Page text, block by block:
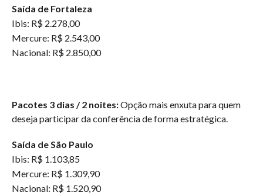
Saída de Fortaleza
Ibis: R$ 2.278,00
Mercure: R$ 2.543,00
Nacional: R$ 2.850,00
Pacotes 3 dias / 2 noites:Opção mais enxuta para quem
deseja participar da conferência de forma estratégica.
Saída de São Paulo
Ibis: R$ 1.103,85
Mercure: R$ 1.309,90
Nacional: R$ 1.520,90